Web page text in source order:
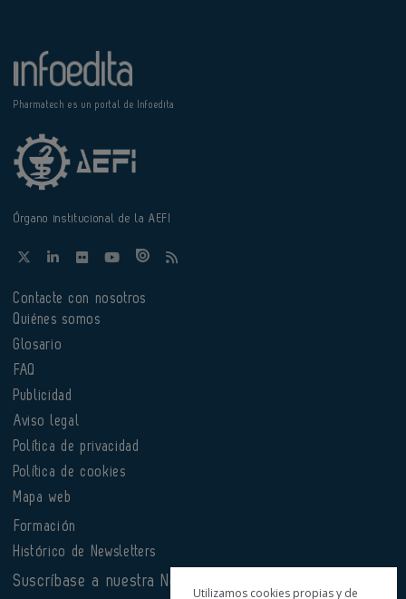
Pharmatech es un portal de Infoedita
Órgano institucional de la AEFI
Contacte con nosotros
Quiénes somos
Glosario
FAQ
Publicidad
Aviso legal
Política de privacidad
Política de cookies
Mapa web
Formación
Histórico de Newsletters
Suscríbase a nuestra Newsletter
Utilizamos cookies propias y de